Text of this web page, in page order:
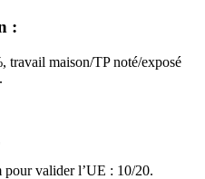
:
maison/TP noté/exposé
valider l’UE : 10/20.